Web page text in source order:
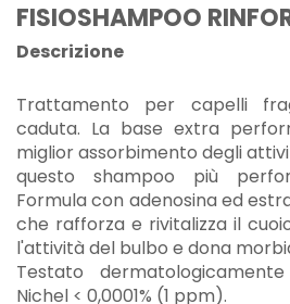
FISIOSHAMPOO
Descrizione
Trattamento per capelli
caduta. La base extra
miglior assorbimento degli
questo shampoo più
Formula con adenosina ed
che rafforza e rivitalizza il
l'attività del bulbo e dona
Testato
Nichel < 0,0001% (1 ppm).